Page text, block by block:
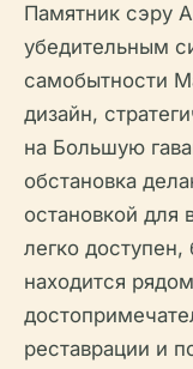
Памятник сэру
убедительным
самобытности
дизайн,
на Большую
обстановка
остановкой для
легко
находится
реставрации и